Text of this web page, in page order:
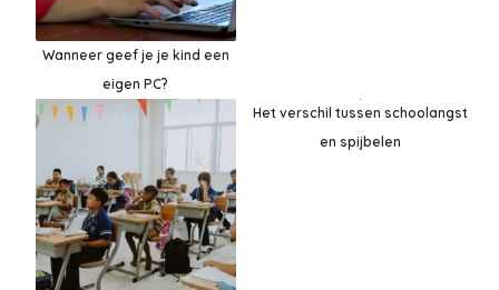
Wanneer geef je je kind een
eigen PC?
Het verschil tussen schoolangst
en spijbelen